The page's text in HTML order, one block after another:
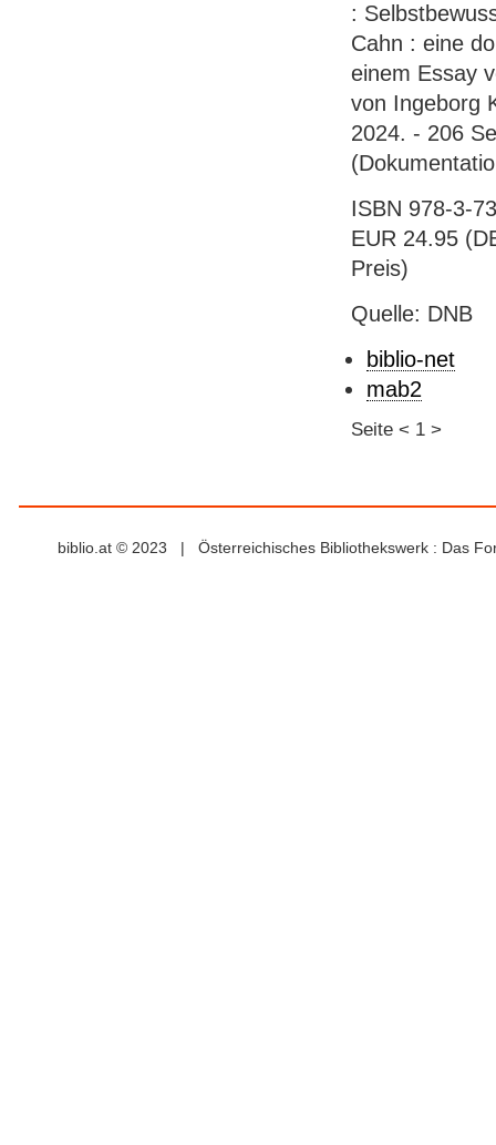
:
Cahn : eine
einem Essay
von Ingeborg
2024. - 206
ISBN 978-3-
EUR 24.95
Preis)
Quelle: DNB
biblio-net
mab2
Seite < 1 >
biblio.at © 2023 | Österreichisches Bibliothekswerk : Das